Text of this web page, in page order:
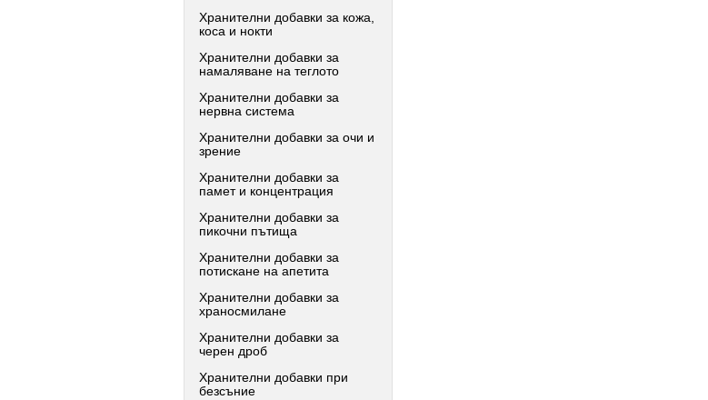
Хранителни добавки за кожа,
коса и нокти
Хранителни добавки за
намаляване на теглото
Хранителни добавки за
нервна система
Хранителни добавки за очи и
зрение
Хранителни добавки за
памет и концентрация
Хранителни добавки за
пикочни пътища
Хранителни добавки за
потискане на апетита
Хранителни добавки за
храносмилане
Хранителни добавки за
черен дроб
Хранителни добавки при
безсъние